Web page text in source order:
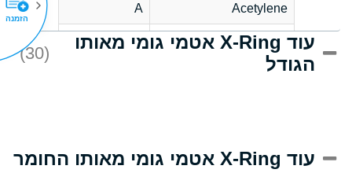
Acetylene
A
Acrlylonitrile
D
Adipic Acid
(Aqueous)
עוד X-Ring אטמי גומי מאותו
הגודל
(30)
עוד X-Ring אטמי גומי מאותו החומר
הזמנה